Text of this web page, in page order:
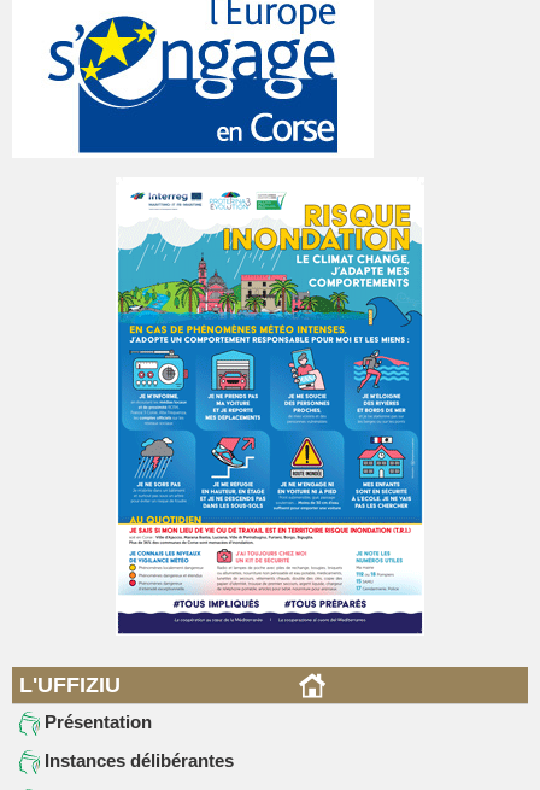
L'UFFIZIU
Présentation
Instances délibérantes